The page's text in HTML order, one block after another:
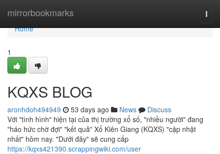
mirrorbookmarks
Home
Home
1
KQXS BLOG
aronhdoh494949 53 days ago News
Discuss
Với "tình hình" hiện tại của thị trường xổ số, "nhiều người" đang
"háo hức chờ đợi" "kết quả" Xổ Kiên Giang (KQXS) "cập nhật
nhất" hôm nay. "Dưới đây" sẽ cung cấp
https://kqxs421390.scrappingwiki.com/user